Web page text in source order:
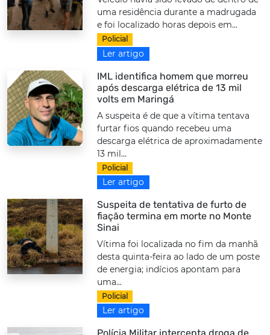
uma residência durante a madrugada
e foi localizado horas depois em...
Policial
Ler artigo
IML identifica homem que morreu
após descarga elétrica de 13 mil
volts em Maringá
A suspeita é de que a vítima tentava
furtar fios quando recebeu uma
descarga elétrica de aproximadamente
13 mil...
Policial
Ler artigo
Suspeita de tentativa de furto de
fiação termina em morte no Monte
Sinai
Vítima foi localizada no fim da manhã
desta quinta-feira ao lado de um poste
de energia; indícios apontam para
uma...
Policial
Ler artigo